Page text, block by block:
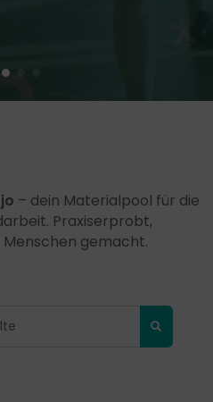
jo – dein Materialpool für die
Praxiserprobt,
gemacht.